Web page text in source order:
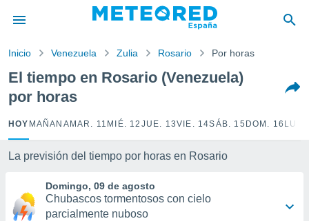
por
para
la
calidad.
a este
las
y
forma
Inicio Venezuela Zulia Rosario Por horas
El tiempo en Rosario (Venezuela)
por horas
HOY MAÑANA MAR. 11 MIÉ. 12 JUE. 13VIE. 14SÁB. 15 DOM. 16
La previsión del tiempo por horas en Rosario
Domingo, 09 de agosto
Chubascos tormentosos con cielo
parcialmente nuboso